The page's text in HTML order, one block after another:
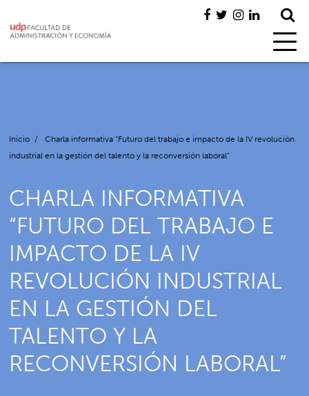
Inicio /
Charla informativa “Futuro del trabajo e impacto de la IV revolución
industrial en la gestión del talento y la reconversión laboral”
CHARLA INFORMATIVA
“FUTURO DEL TRABAJO E
IMPACTO DE LA IV
REVOLUCIÓN INDUSTRIAL
EN LA GESTIÓN DEL
TALENTO Y LA
RECONVERSIÓN LABORAL”